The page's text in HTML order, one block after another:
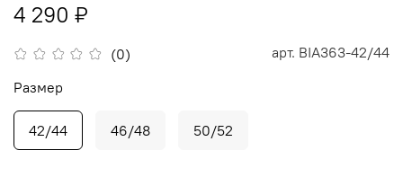
(0) арт. BIA363-42/44
4 290 ₽
Размер
42/44 46/48 50/52